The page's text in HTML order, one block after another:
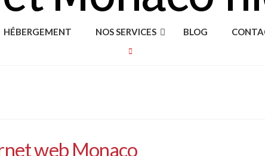
HÉBERGEMENT NOS SERVICES BLOG
web Monaco